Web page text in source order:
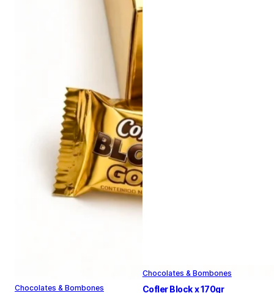
Chocolates & Bombones
Chocolates & Bombones
Cofler Block x 170gr